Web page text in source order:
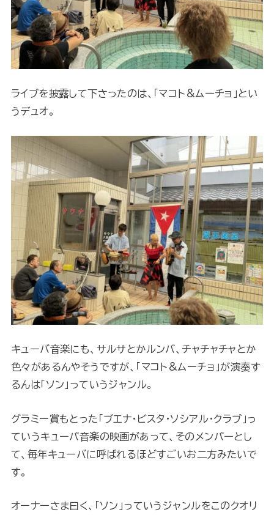
ライブを披露して下さったのは、「マコト&ムーチョ」とい
うデュオ。
キューバ音楽にも、サルサとかルンバ、チャチャチャとか
色々があるんやそうですが、「マコト&ムーチョ」が演奏す
るんは「ソン」っていうジャンル。
グラミー賞もとった「ブエナ・ビスタ・ソシアル・クラブ」っ
ていうキューバ音楽の映画があって、そのメンバーとし
て、毎年キューバに呼ばれるほどすごいお二方みたいで
す。
オーナーさま曰く、「ソン」っていうジャンルをこのクオリ